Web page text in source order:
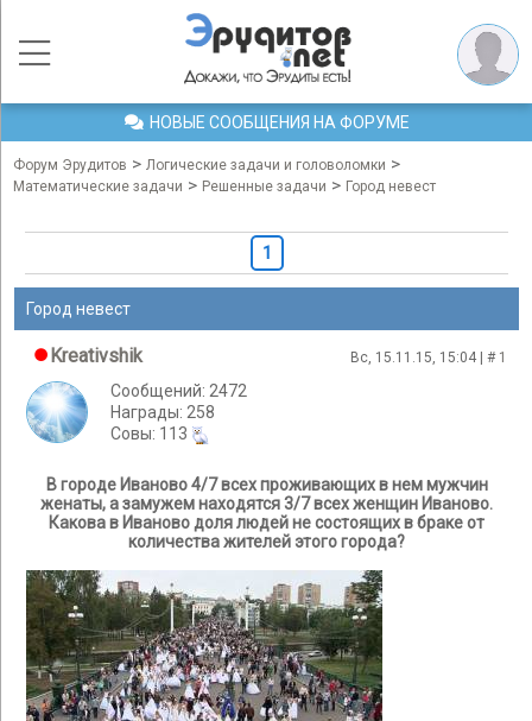
НОВЫЕ СООБЩЕНИЯ НА ФОРУМЕ
Форум Эрудитов > Логические задачи и головоломки >
Математические задачи > Решенные задачи > Город невест
1
Город невест
Kreativshik Вс, 15.11.15, 15:04 | # 1
Сообщений: 2472
Награды: 258
Cовы: 113
В городе Иваново 4/7 всех проживающих в нем мужчин
женаты, а замужем находятся 3/7 всех женщин Иваново.
Какова в Иваново доля людей не состоящих в браке от
количества жителей этого города?